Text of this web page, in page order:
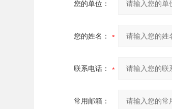
您的单位：
您的姓名：
联系电话：
常用邮箱：